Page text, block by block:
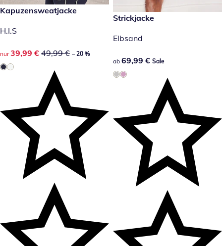
reduzierter Preis 39,99 €, vorheriger Preis: 49,99 €
-20 %
Kapuzensweatjacke
H.I.S
reduzierter Preis 39,99 €, vorheriger Preis: 49,99 €
nur 39,99 € 49,99 € – 20 %
69,99 €
Sale
Strickjacke
Elbsand
69,99 €
ab 69,99 € Sale